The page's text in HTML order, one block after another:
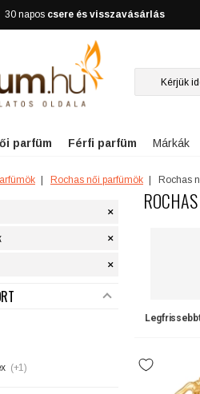
30 napos csere és visszavásárlás
parfüm Férfi parfüm Márkák
Rochas női parfümök Rochas
×
×
×
(+1)